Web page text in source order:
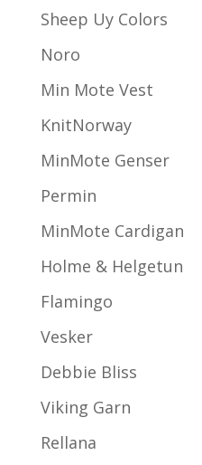
Sheep Uy Colors
Noro
Min Mote Vest
KnitNorway
MinMote Genser
Permin
MinMote Cardigan
Holme & Helgetun
Flamingo
Vesker
Debbie Bliss
Viking Garn
Rellana